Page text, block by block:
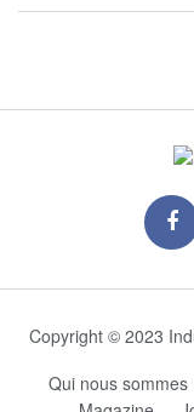
Copyright © 2023
Qui nous sommes